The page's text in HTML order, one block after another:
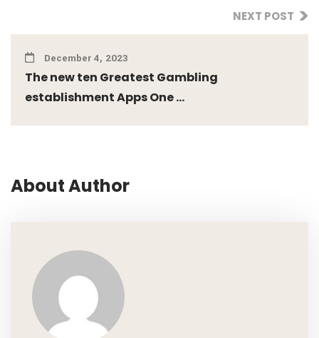
NEXT POST
December 4, 2023
The new ten Greatest Gambling
establishment Apps One ...
About Author